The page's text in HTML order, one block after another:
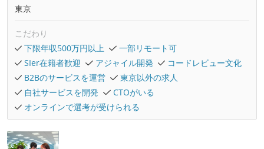
東京
こだわり
下限年収500万円以上
一部リモート可
SIer在籍者歓迎
アジャイル開発
コードレビュー文化
B2Bのサービスを運営
東京以外の求人
自社サービスを開発
CTOがいる
オンラインで選考が受けられる